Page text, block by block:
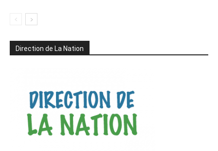
Direction de La Nation